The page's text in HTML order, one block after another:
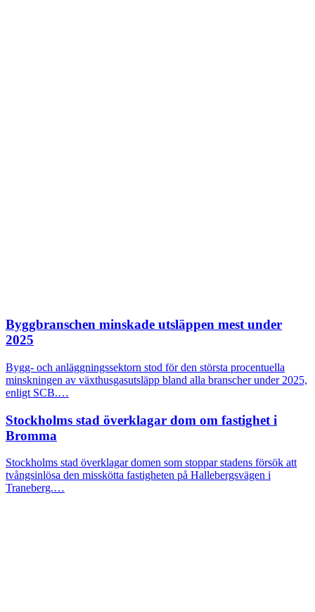
Byggbranschen minskade utsläppen mest under
2025
Bygg- och anläggningssektorn stod för den största procentuella
minskningen av växthusgasutsläpp bland alla branscher under 2025,
enligt SCB.…
Stockholms stad överklagar dom om fastighet i
Bromma
Stockholms stad överklagar domen som stoppar stadens försök att
tvångsinlösa den misskötta fastigheten på Hallebergsvägen i
Traneberg.…